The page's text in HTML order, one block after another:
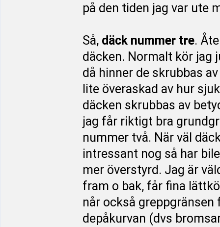
på den tiden jag var ute
Så, däck nummer tre.
däcken. Normalt kör jag
då hinner de skrubbas
lite överaskad av hur
däcken skrubbas av
jag får riktigt bra
nummer två. När väl
intressant nog så har
mer överstyrd. Jag är
fram o bak, får fina
når också
depåkurvan (dvs